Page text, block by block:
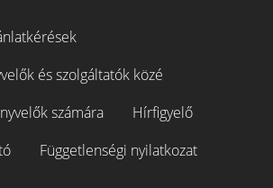
és szolgáltatók közé
számára
Hírfigyelő
Függetlenségi nyilatkozat